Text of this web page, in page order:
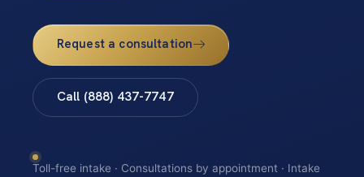
Request a consultation
Call (888) 437-7747
Toll-free intake · Consultations by appointment · Intake